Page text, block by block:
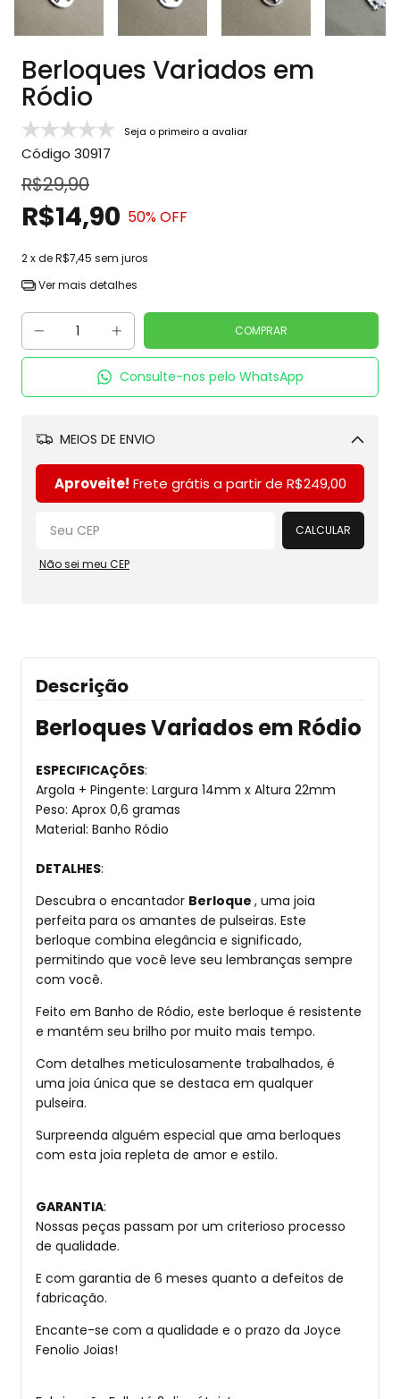
Berloques Variados em
Ródio
Seja o primeiro a avaliar
Código 30917
R$29,90
R$14,90 50% OFF
2x deR$7,45 sem juros
Ver mais detalhes
Consulte-nos pelo WhatsApp
MEIOS DE ENVIO
Aproveite! Frete grátis a partir de R$249,00
CALCULAR
Não sei meu CEP
Descrição
Berloques Variados em Ródio
ESPECIFICAÇÕES:
Argola + Pingente: Largura 14mm x Altura 22mm
Peso: Aprox 0,6 gramas
Material: Banho Ródio
DETALHES:
Descubra o encantador Berloque , uma joia
perfeita para os amantes de pulseiras. Este
berloque combina elegância e significado,
permitindo que você leve seu lembranças sempre
com você.
Feito em Banho de Ródio, este berloque é resistente
e mantém seu brilho por muito mais tempo.
Com detalhes meticulosamente trabalhados, é
uma joia única que se destaca em qualquer
pulseira.
Surpreenda alguém especial que ama berloques
com esta joia repleta de amor e estilo.
GARANTIA:
Nossas peças passam por um criterioso processo
de qualidade.
E com garantia de 6 meses quanto a defeitos de
fabricação.
Encante-se com a qualidade e o prazo da Joyce
Fenolio Joias!